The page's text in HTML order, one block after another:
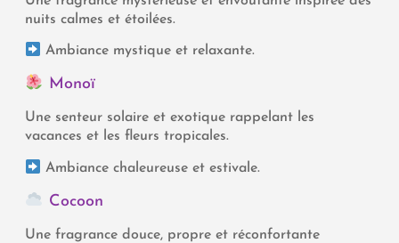
nuits calmes et étoilées.
Ambiance mystique et relaxante.
Monoï
Une senteur solaire et exotique rappelant les
vacances et les fleurs tropicales.
Ambiance chaleureuse et estivale.
Cocoon
Une fragrance douce, propre et réconfortante